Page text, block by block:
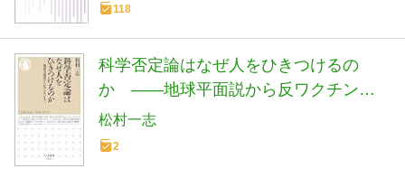
118
科学否定論はなぜ人をひきつけるの
か ――地球平面説から反ワクチンま
で (ちくま新書)
松村一志
2